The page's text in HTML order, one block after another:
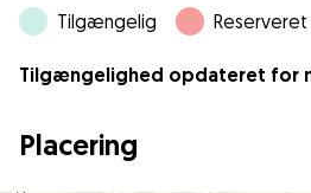
Tilgængelig Reserveret
Tilgængelighed opdateret for
Placering